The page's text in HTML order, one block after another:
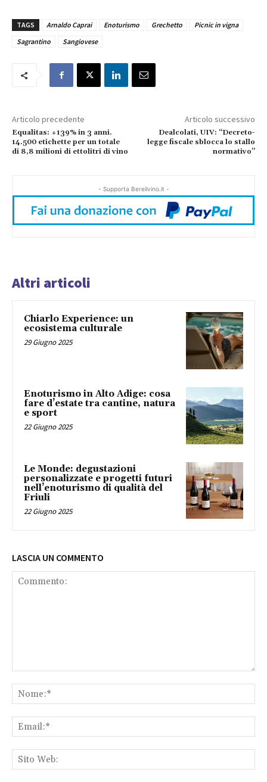
TAGS Arnaldo Caprai Enoturismo Grechetto
Picnic in vigna
Sagrantino
Sangiovese
Articolo precedente
Equalitas: +139% in 3 anni.
14.500 etichette per un totale
di 8,8 milioni di ettolitri di vino
Articolo successivo
Dealcolati, UIV: “Decreto-
legge fiscale sblocca lo stallo
normativo”
- Supporta Bereilvino.it -
Altri articoli
Chiarlo Experience: un
ecosistema culturale
29 Giugno 2025
Enoturismo in Alto Adige: cosa
fare d’estate tra cantine, natura
e sport
22 Giugno 2025
Le Monde: degustazioni
personalizzate e progetti futuri
nell’enoturismo di qualità del
Friuli
22 Giugno 2025
LASCIA UN COMMENTO